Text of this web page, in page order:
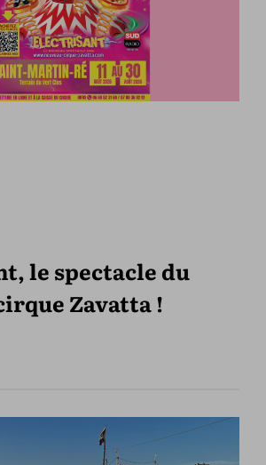
le spectacle du
Zavatta !